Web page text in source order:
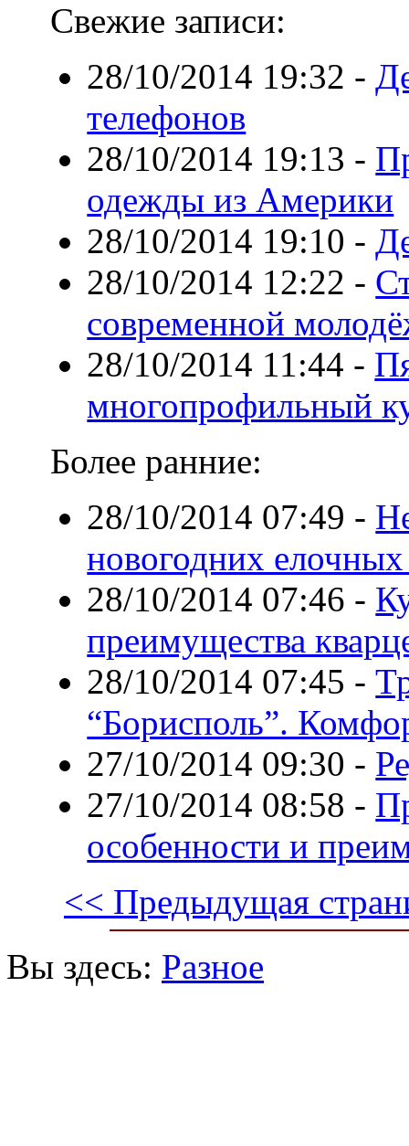
Свежие записи:
28/10/2014 19:32 -
телефонов
28/10/2014 19:13 -
одежды из Америки
28/10/2014 19:10 -
28/10/2014 12:22 -
современной
28/10/2014 11:44 -
многопрофильный
Более ранние:
28/10/2014 07:49 -
новогодних
28/10/2014 07:46 -
преимущества
28/10/2014 07:45 -
“Борисполь”.
27/10/2014 09:30 -
27/10/2014 08:58 -
особенности и
<< Предыдущая
Вы здесь: Разное